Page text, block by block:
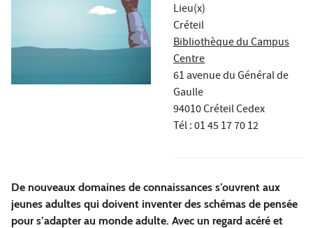
Lieu(x)
Créteil
Bibliothèque du Campus
Centre
61 avenue du Général de
Gaulle
94010 Créteil Cedex
Tél : 01 45 17 70 12
De nouveaux domaines de connaissances s’ouvrent aux
jeunes adultes qui doivent inventer des schémas de pensée
pour s’adapter au monde adulte. Avec un regard acéré et